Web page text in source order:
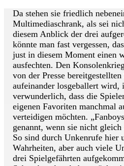
Da stehen sie friedlich
Multimediaschrank, als sei
diesem Anblick der drei
könnte man fast vergessen,
just in diesem Moment einen
ausfechten. Den
von der Presse
aufeinander losgeballert wird,
verwunderlich, dass die
eigenen Favoriten manchmal
verteidigen möchten.
genannt, wenn sie nicht
So sind durch Unkenrufe hier
Wahrheiten, aber auch viele
drei Spielgefährten